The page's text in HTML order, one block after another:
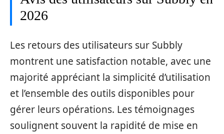
2026
Les retours des utilisateurs sur Subbly
montrent une satisfaction notable, avec une
majorité appréciant la simplicité d’utilisation
et l’ensemble des outils disponibles pour
gérer leurs opérations. Les témoignages
soulignent souvent la rapidité de mise en